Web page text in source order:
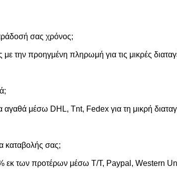
σας χρόνος;
με την προηγμένη πληρωμή για τις μικρές
μέσω DHL, Tnt, Fedex για τη μικρή
καταβολής σας;
εκ των προτέρων μέσω T/T, Paypal, Western